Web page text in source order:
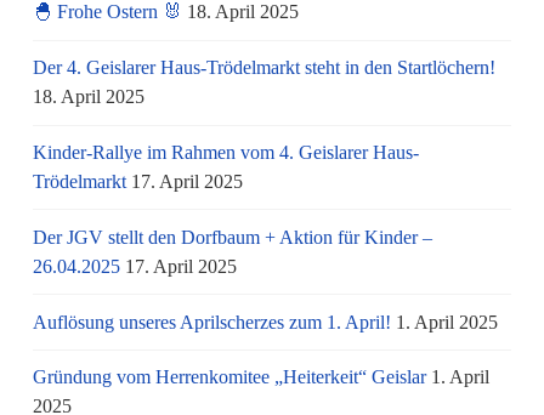
🐣 Frohe Ostern 🐰 18. April 2025
Der 4. Geislarer Haus-Trödelmarkt steht in den Startlöchern!
18. April 2025
Kinder-Rallye im Rahmen vom 4. Geislarer Haus-
Trödelmarkt 17. April 2025
Der JGV stellt den Dorfbaum + Aktion für Kinder –
26.04.2025 17. April 2025
Auflösung unseres Aprilscherzes zum 1. April! 1. April 2025
Gründung vom Herrenkomitee „Heiterkeit“ Geislar 1. April
2025